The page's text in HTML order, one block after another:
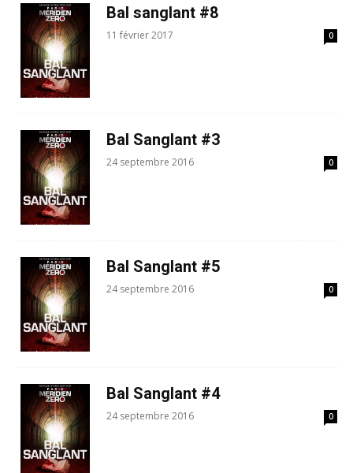
Bal sanglant #8
11 février 2017 0
Bal Sanglant #3
24 septembre 2016 0
Bal Sanglant #5
24 septembre 2016 0
Bal Sanglant #4
24 septembre 2016 0